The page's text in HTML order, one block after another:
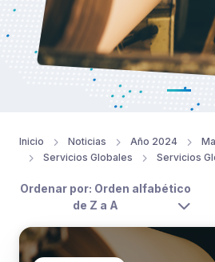
Inicio Noticias Año 2024
Servicios Globales
Servicios
Ordenar por: Orden alfabético
de Z a A